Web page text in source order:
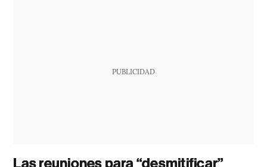
PUBLICIDAD
Las reuniones para “desmitificar”